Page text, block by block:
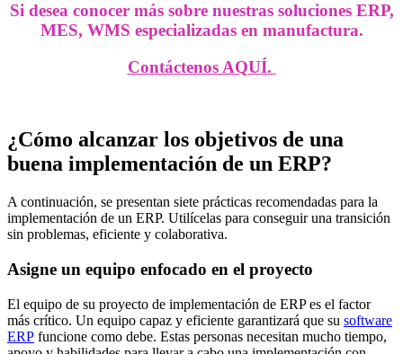
Si desea conocer más sobre nuestras soluciones ERP,
MES, WMS especializadas en manufactura.
Contáctenos AQUÍ.
¿Cómo alcanzar los objetivos de una
buena implementación de un ERP?
A continuación, se presentan siete prácticas recomendadas para la
implementación de un ERP. Utilícelas para conseguir una transición
sin problemas, eficiente y colaborativa.
Asigne un equipo enfocado en el proyecto
El equipo de su proyecto de implementación de ERP es el factor
más crítico. Un equipo capaz y eficiente garantizará que su software
ERP funcione como debe. Estas personas necesitan mucho tiempo,